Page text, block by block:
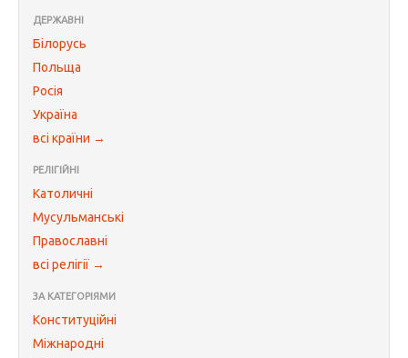
ДЕРЖАВНІ
Білорусь
Польща
Росія
Україна
всі країни →
РЕЛІГІЙНІ
Католичні
Мусульманські
Православні
всі релігії →
ЗА КАТЕГОРІЯМИ
Конституційні
Міжнародні